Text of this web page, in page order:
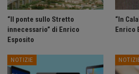
“Il ponte sullo Stretto
innecessario” di Enrico
Esposito
“In
Enrico
NOTIZIE